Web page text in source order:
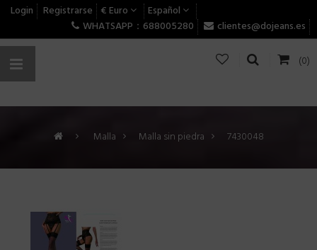
Login Registrarse € Euro
Español
WHATSAPP：688005280
clientes@dojeans.es
(0)
> Malla > Malla sin piedra > 7430048